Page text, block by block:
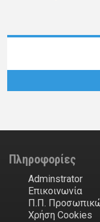
Πληροφορίες
Adminstrator
Επικοινωνία
Π.Π.
Χρήση Cookies